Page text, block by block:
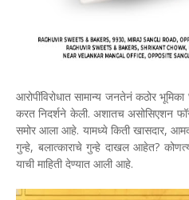
आरोपींविरोधात सामान्य जनतेनं कठोर
करत निदर्शने केली. अशातच असोसिएशन
समोर आला आहे. यामध्ये किती खासदार,
गुन्हे, बलात्काराचे गुन्हे दाखल आहेत?
याची माहिती देण्यात आली आहे.